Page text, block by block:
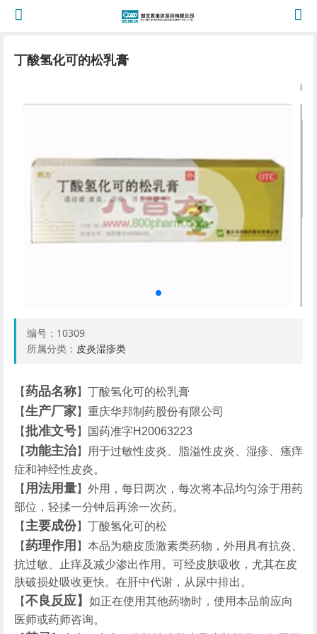
丁酸氢化可的松乳膏
编号： 10309
所属分类： 皮炎湿疹类
【药品名称】丁酸氢化可的松乳膏
【生产厂家】重庆华邦制药股份有限公司
【批准文号】国药准字H20063223
【功能主治】用于过敏性皮炎、脂溢性皮炎、湿疹、瘙痒
症和神经性皮炎。
【 用法用量】外用，每日两次，每次将本品均匀涂于用药
部位，轻揉一分钟后再涂一次药。
【主要成份】丁酸氢化可的松
【药理作用 】本品为糖皮质激素类药物，外用具有抗炎、
抗过敏、止痒及减少渗出作用。可经皮肤吸收，尤其在皮
肤破损处吸收更快。在肝中代谢，从尿中排出。
【不良反应】 如正在使用其他药物时，使用本品前应向
医师或药师咨询。